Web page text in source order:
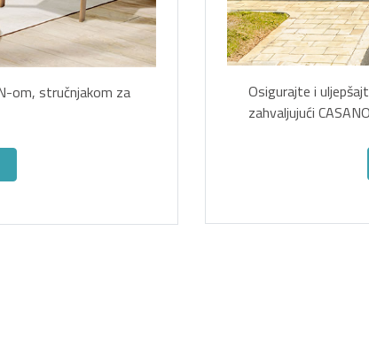
om, stručnjakom za
Osigurajte i
zahvaljujući